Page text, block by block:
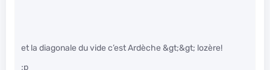
et la diagonale du vide c’est Ardèche &gt;&gt; lozère!
;p